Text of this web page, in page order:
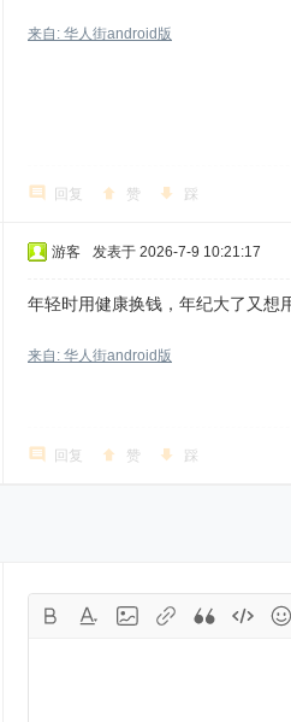
来自: 华人街android版
回复 赞 踩
游客 发表于 2026-7-9 10:21:17
年轻时用健康换钱，年纪大了又想
来自: 华人街android版
回复 赞 踩